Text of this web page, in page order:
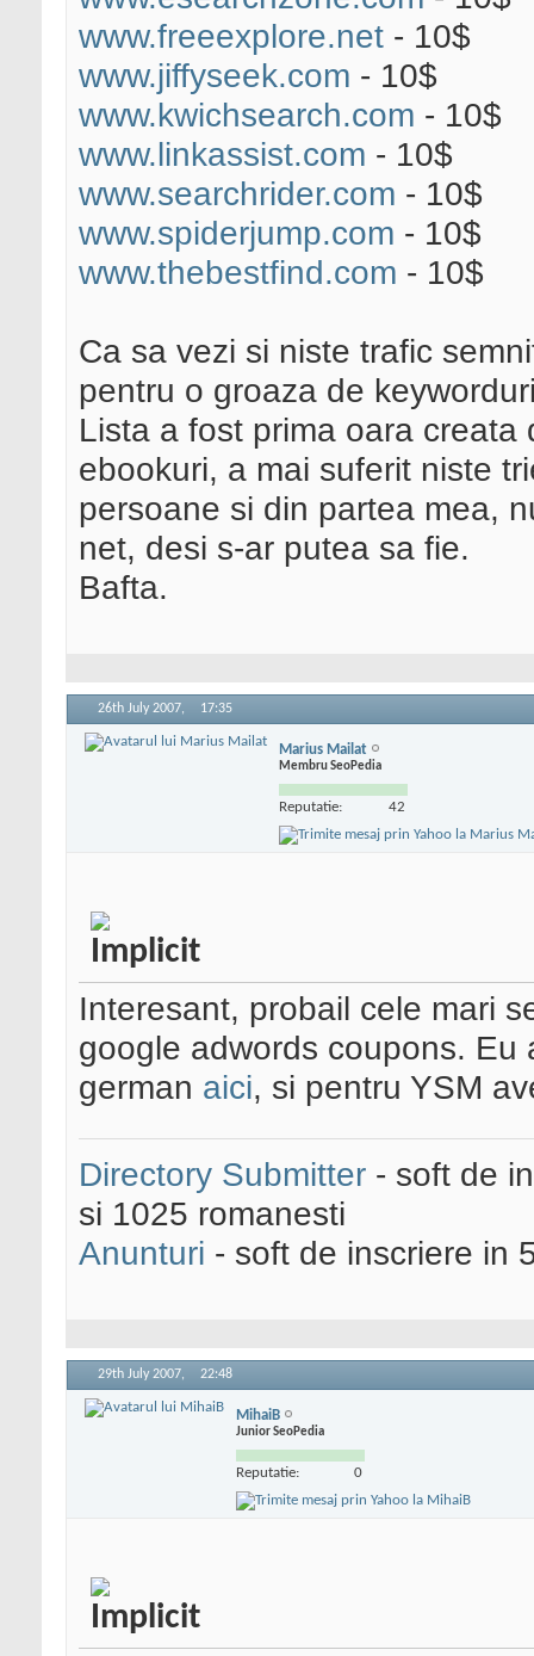
www.freeexplore.net - 10$
www.jiffyseek.com - 10$
www.kwichsearch.com - 10$
www.linkassist.com - 10$
www.searchrider.com - 10$
www.spiderjump.com - 10$
www.thebestfind.com - 10$
Ca sa vezi si niste trafic
pentru o groaza de
Lista a fost prima oara
ebookuri, a mai suferit niste
persoane si din partea mea,
net, desi s-ar putea sa fie.
Bafta.
26th July 2007, 17:35
Marius Mailat
Membru SeoPedia
Reputatie: 42
Interesant, probail cele mari
google adwords coupons.
german aici, si pentru YSM
Directory Submitter - soft de
si 1025 romanesti
Anunturi - soft de inscriere in
29th July 2007, 22:48
MihaiB
Junior SeoPedia
Reputatie: 0